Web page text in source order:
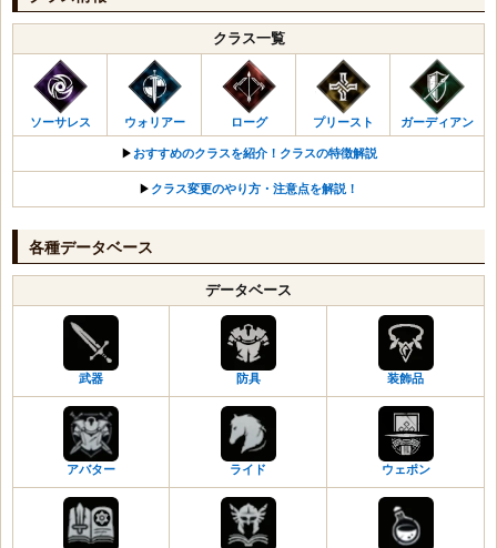
亡者の叫びの双斧
ドヴェルグの兜
ドヴェルグの鎧
ドヴェルグの手袋
ドヴェルグの靴
ブリュンヒルドの首飾り
未知の結晶
平原のメイス・盾
平原のハープ
黒い砂の首飾り
黒い砂の耳飾り
ベテランの指輪
ベテランのベルト
牙の団の槍・盾
牙の団の双斧
牙の団の兜
冬の兜
身に染みる氷のマント
未知の結晶
平原の剣・盾
平原の戦斧
平原の魔法球
平原のワンド
平原の弓
平原の短剣
平原の杖
平原のメイス・盾
平原の槍・盾
平原の双斧
平原の兜
クラス一覧
ソーサレス ウォリアー ローグ プリースト ガーディアン
▶︎ おすすめのクラスを紹介！クラスの特徴解説
▶︎ クラス変更のやり方・注意点を解説！
各種データベース
データベース
武器 防具 装飾品
アバター ライド ウェポン